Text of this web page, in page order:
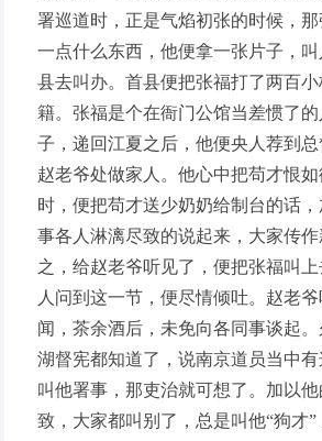
署巡道时，正是气焰初张的时候，
一点什么东西，他便拿一张片子，
县去叫办。首县便把张福打了两百小
籍。张福是个在衙门公馆当差惯了
子，递回江夏之后，他便央人荐到
赵老爷处做家人。他心中把苟才恨
时，便把苟才送少奶奶给制台的话
事各人淋漓尽致的说起来，大家传作
之，给赵老爷听见了，便把张福叫
人问到这一节，便尽情倾吐。赵老
闻，茶余酒后，未免向各同事谈起
湖督宪都知道了，说南京道员当中
叫他署事，那吏治就可想了。加以他
致，大家都叫别了，总是叫他“狗才